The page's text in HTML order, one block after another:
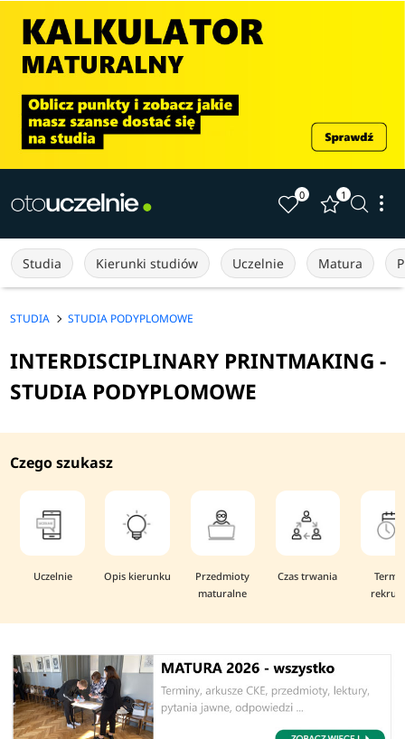
0 1
Studia Kierunki studiów Uczelnie Matura
STUDIA STUDIA PODYPLOMOWE
INTERDISCIPLINARY PRINTMAKING -
STUDIA PODYPLOMOWE
Czego szukasz
Uczelnie Opis kierunku
Przedmioty
maturalne
Czas trwania